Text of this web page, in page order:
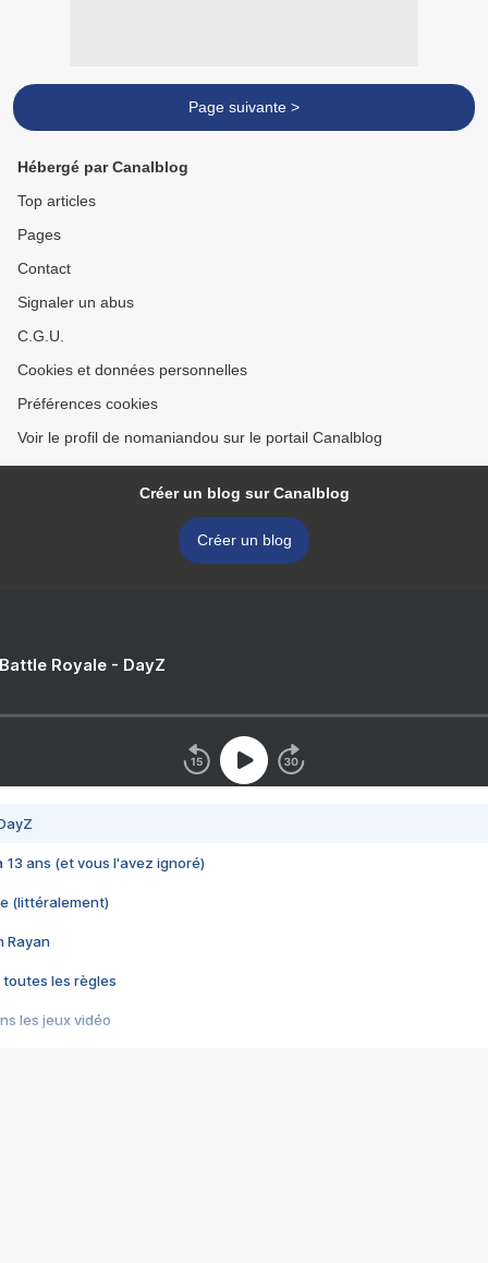
Page suivante >
Hébergé par Canalblog
Top articles
Pages
Contact
Signaler un abus
C.G.U.
Cookies et données personnelles
Préférences cookies
Voir le profil de nomaniandou sur le portail Canalblog
Créer un blog sur Canalblog
Créer un blog
Royale - DayZ
13 ans (et vous l'avez ignoré)
(littéralement)
Rayan
toutes les règles
les jeux vidéo